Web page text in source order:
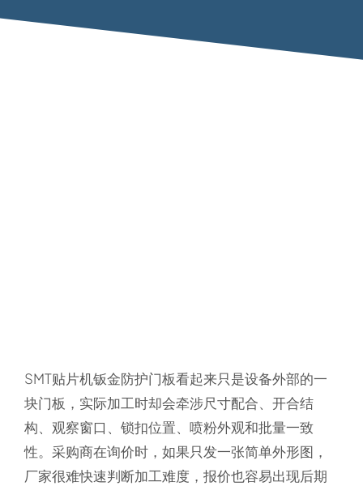
SMT贴片机钣金防护门板看起来只是设备外部的一
块门板，实际加工时却会牵涉尺寸配合、开合结
构、观察窗口、锁扣位置、喷粉外观和批量一致
性。采购商在询价时，如果只发一张简单外形图，
厂家很难快速判断加工难度，报价也容易出现后期